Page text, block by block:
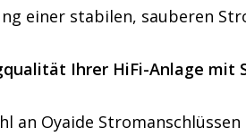
einer stabilen, sauberen
Ihrer HiFi-Anlage mit
an Oyaide